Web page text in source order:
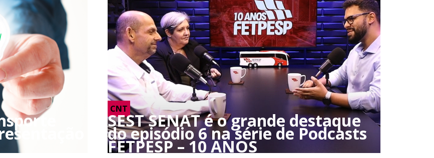
CNT
SEST SENAT é o grande destaque
do episódio 6 na série de Podcasts
FETPESP – 10 ANOS